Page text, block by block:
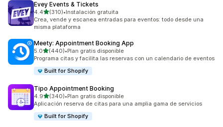
Evey Events & Tickets
4.4de 5 estrellas
(310)
310 reseñas en total
•Instalación gratuita
Crea, vende y escanea entradas para eventos: todo desde una
misma plataforma
Meety: Appointment Booking App
5.0de 5 estrellas
(440)
440 reseñas en total
•Plan gratis disponible
Programa citas y facilita las reservas con un calendario de eventos
Built for Shopify
Tipo Appointment Booking
4.9de 5 estrellas
(340)
340 reseñas en total
•Plan gratis disponible
Aplicación reserva de citas para una amplia gama de servicios
Built for Shopify